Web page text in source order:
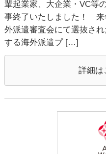
輩起業家、大企業・VC等
事終了いたしました！ 来
外派遣審査会にて選抜さ
する海外派遣プ […]
詳細は